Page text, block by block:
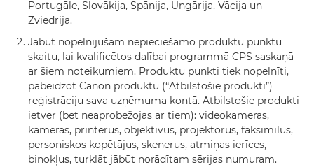
Portugāle, Slovākija, Spānija, Ungārija, Vācija un
Zviedrija.
Jābūt nopelnījušam nepieciešamo produktu punktu
skaitu, lai kvalificētos dalībai programmā CPS saskaņā
ar šiem noteikumiem. Produktu punkti tiek nopelnīti,
pabeidzot Canon produktu (“Atbilstošie produkti”)
reģistrāciju sava uzņēmuma kontā. Atbilstošie produkti
ietver (bet neaprobežojas ar tiem): videokameras,
kameras, printerus, objektīvus, projektorus, faksimilus,
personiskos kopētājus, skenerus, atmiņas ierīces,
binokļus, turklāt jābūt norādītam sērijas numuram.